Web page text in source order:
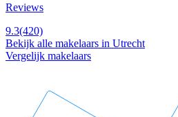
Reviews
9.3(420)
Bekijk alle makelaars in Utrecht
Vergelijk makelaars